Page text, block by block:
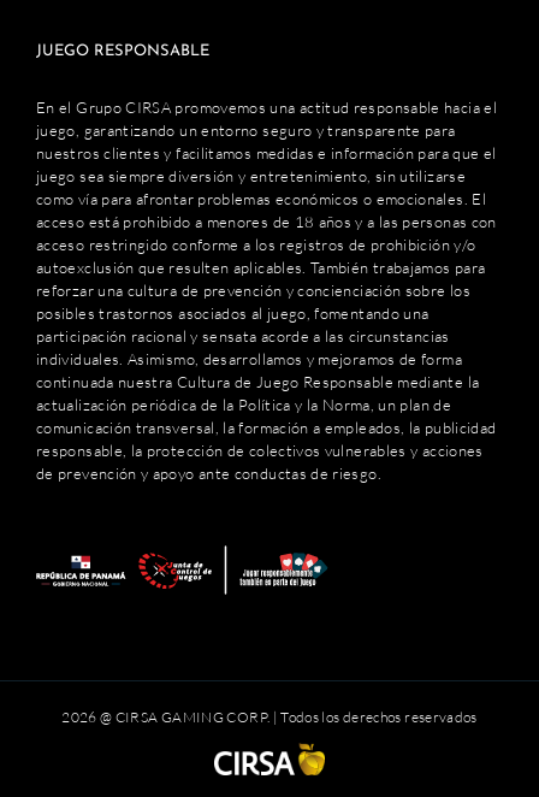
JUEGO RESPONSABLE
En el Grupo CIRSA promovemos una actitud responsable hacia el
juego, garantizando un entorno seguro y transparente para
nuestros clientes y facilitamos medidas e información para que el
juego sea siempre diversión y entretenimiento, sin utilizarse
como vía para afrontar problemas económicos o emocionales. El
acceso está prohibido a menores de 18 años y a las personas con
acceso restringido conforme a los registros de prohibición y/o
autoexclusión que resulten aplicables. También trabajamos para
reforzar una cultura de prevención y concienciación sobre los
posibles trastornos asociados al juego, fomentando una
participación racional y sensata acorde a las circunstancias
individuales. Asimismo, desarrollamos y mejoramos de forma
continuada nuestra Cultura de Juego Responsable mediante la
actualización periódica de la Política y la Norma, un plan de
comunicación transversal, la formación a empleados, la publicidad
responsable, la protección de colectivos vulnerables y acciones
de prevención y apoyo ante conductas de riesgo.
2026 @ CIRSA GAMING CORP. | Todos los derechos reservados